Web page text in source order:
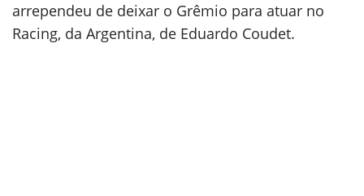
arrependeu de deixar o Grêmio para atuar no
Racing, da Argentina, de Eduardo Coudet.